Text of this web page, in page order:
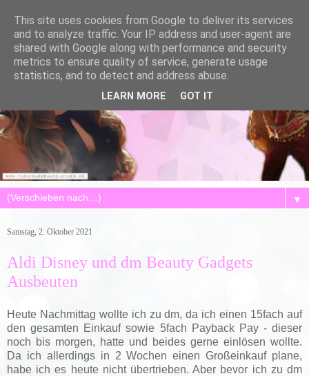
▼
Samstag, 2. Oktober 2021
Aldi Disney und dm Beauty Gadgets
Ausbeuten
Heute Nachmittag wollte ich zu dm, da ich einen 15fach auf
den gesamten Einkauf sowie 5fach Payback Pay - dieser
noch bis morgen, hatte und beides gerne einlösen wollte.
Da ich allerdings in 2 Wochen einen Großeinkauf plane,
habe ich es heute nicht übertrieben. Aber bevor ich zu dm
This site uses cookies from Google to deliver its services
and to analyze traffic. Your IP address and user-agent are
shared with Google along with performance and security
metrics to ensure quality of service, generate usage
statistics, and to detect and address abuse.
LEARN MORE GOT IT